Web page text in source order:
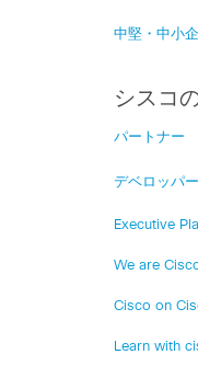
中堅・中小
シスコ
パートナー
デベロッパー
Executive
We are
Cisco on
Learn with